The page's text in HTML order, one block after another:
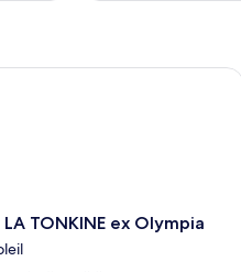
TONKINE ex Olympia
TONKINE ex Olympia